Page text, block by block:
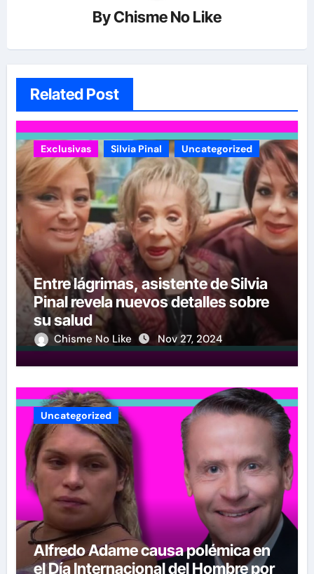
ByChisme No Like
Related Post
Exclusivas Silvia Pinal Uncategorized
Entre lágrimas, asistente de Silvia
Pinal revela nuevos detalles sobre
su salud
Chisme No Like Nov 27, 2024
Uncategorized
Alfredo Adame causa polémica en
el Día Internacional del Hombre por